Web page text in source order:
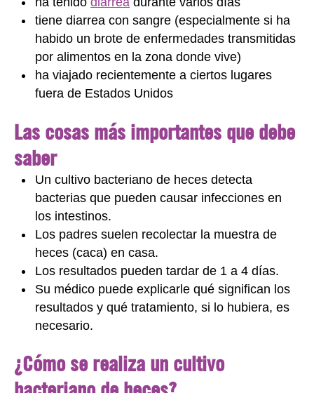
tiene diarrea con sangre (especialmente si ha
habido un brote de enfermedades transmitidas
por alimentos en la zona donde vive)
ha viajado recientemente a ciertos lugares
fuera de Estados Unidos
Las cosas más importantes que debe
saber
Un cultivo bacteriano de heces detecta
bacterias que pueden causar infecciones en
los intestinos.
Los padres suelen recolectar la muestra de
heces (caca) en casa.
Los resultados pueden tardar de 1 a 4 días.
Su médico puede explicarle qué significan los
resultados y qué tratamiento, si lo hubiera, es
necesario.
¿Cómo se realiza un cultivo